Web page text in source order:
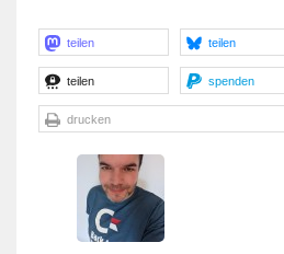
teilen teilen
teilen spenden
drucken